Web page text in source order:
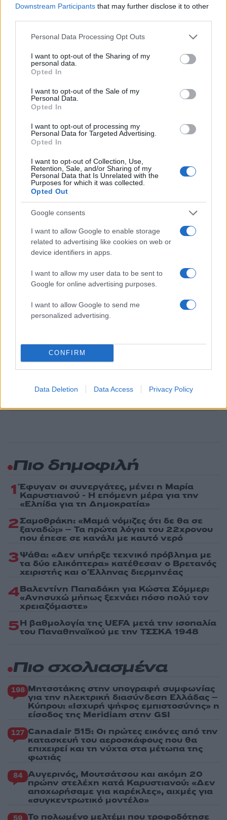
Downstream Participants that may further disclose it to other
Please note that this website/app uses one or more Google
not limited to your visit or usage behaviour. You may click to
grant or deny consent to Google and its third-party tags to
use your data for below specified purposes in below Google
consent section.
Personal Data Processing Opt Outs
I want to opt-out of the Sharing of my
personal data.
Opted In
I want to opt-out of the Sale of my
Personal Data.
Opted In
I want to opt-out of processing my
Personal Data for Targeted Advertising.
Opted In
I want to opt-out of Collection, Use,
Retention, Sale, and/or Sharing of my
Personal Data that Is Unrelated with the
Purposes for which it was collected.
Opted Out
Google consents
I want to allow Google to enable storage
related to advertising like cookies on web or
device identifiers in apps.
I want to allow my user data to be sent to
Google for online advertising purposes.
I want to allow Google to send me
personalized advertising.
CONFIRM
Data Deletion Data Access Privacy Policy
Απόκρυψη Απαντήσεων (1) Απάντηση
George
Σοθ έχω νεα φίλε. Όταν ανεβαζεις video στα
social αυτο μένει μένει να το διαγράψεο ο
χρήστης. Ακόμα και όταν τα σβήσεις από το
Απάντηση
Περισσότερα σχόλια
Σχολίασε εδώ
Υποβολή σχολίου
Πολιτική Απορρήτου&Όροι Χρήσηςτης Google.
Ελλάδα
Share:
ενημερωθείτε πρώτοι για όλη την ειδησεογραφία και τα
Πιο δημοφιλή
1 Έφυγαν οι συνεργάτες, μένει η Μαρία
Καρυστιανού - Η επόμενη μέρα για την
«Ελπίδα για τη Δημοκρατία»
2Σαμοθράκη: «Μαμά νόμιζες ότι δε θα σε
ξαναδώ;» – Τα πρώτα λόγια του 22χρονου
που έπεσε σε κανάλι με καυτό νερό
3Ψάθα: «Δεν υπήρξε τεχνικό πρόβλημα με
τα δύο ελικόπτερα» κατέθεσαν ο Βρετανός
χειριστής και ο Έλληνας διερμηνέας
4Βαλεντίνη Παπαδάκη για Κώστα Σόμμερ:
«Ανησυχώ μήπως ξεχνάει πόσο πολύ τον
χρειαζόμαστε»
5Η βαθμολογία της UEFA μετά την ισοπαλία
του Παναθηναϊκού με την ΤΣΣΚΑ 1948
Πιο σχολιασμένα
198 Μητσοτάκης στην υπογραφή συμφωνίας
για την ηλεκτρική διασύνδεση Ελλάδας –
Κύπρου: «Ισχυρή ψήφος εμπιστοσύνης» η
είσοδος της Meridiam στην GSI
127 Canadair 515: Οι πρώτες εικόνες από την
κατασκευή του αεροσκάφους που θα
επιχειρεί και τη νύχτα στα μέτωπα της
φωτιάς
84 Αυγερινός, Μουτσάτσου και ακόμη 20
πρώην στελέχη κατά Καρυστιανού: «Δεν
αποχωρήσαμε για καρέκλες», αιχμές για
«συγκεντρωτικό μοντέλο»
Το πολωμένο μελτέμι που τροφοδότησε